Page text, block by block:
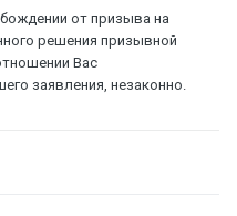
от призыва на
решения призывной
Вас
заявления, незаконно.